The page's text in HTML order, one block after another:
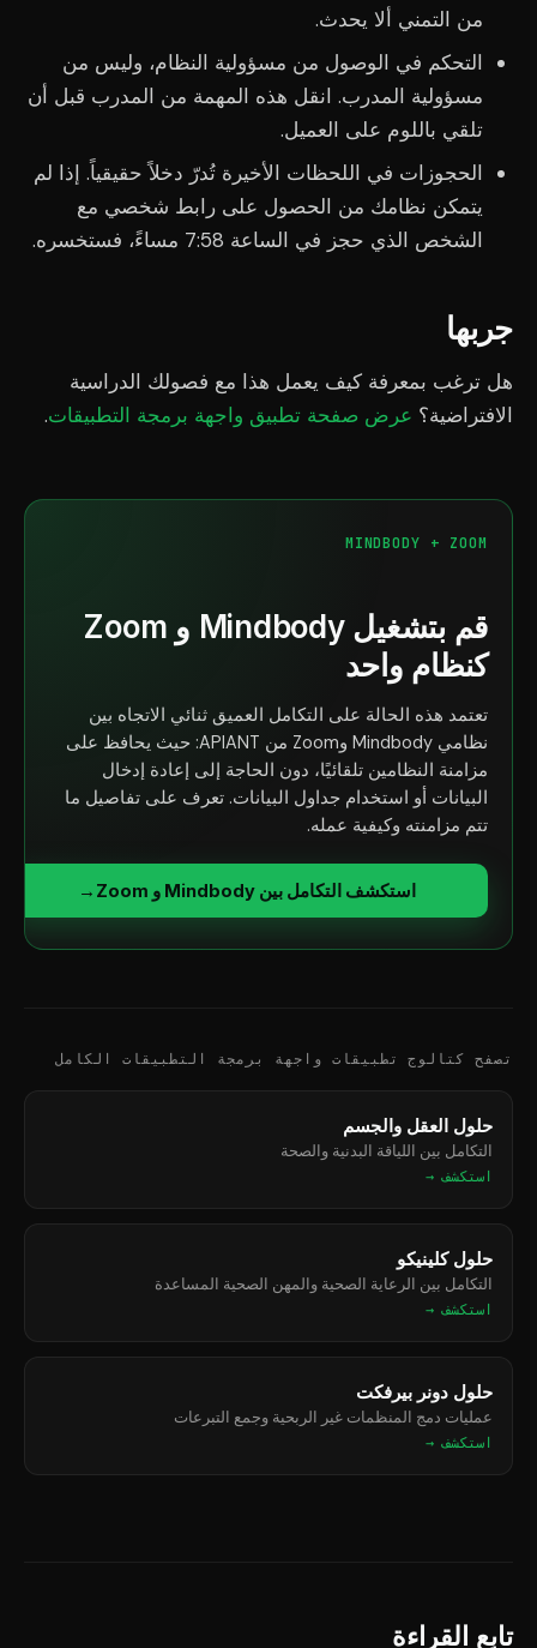
من التمني ألا يحدث.
التحكم في الوصول من مسؤولية النظام، وليس من
مسؤولية المدرب. انقل هذه المهمة من المدرب قبل أن
تلقي باللوم على العميل.
الحجوزات في اللحظات الأخيرة تُدرّ دخلاً حقيقياً. إذا لم
يتمكن نظامك من الحصول على رابط شخصي مع
الشخص الذي حجز في الساعة 7:58 مساءً، فستخسره.
جربها
هل ترغب بمعرفة كيف يعمل هذا مع فصولك الدراسية
الافتراضية؟ عرض صفحة تطبيق واجهة برمجة التطبيقات.
MINDBODY + ZOOM
قم بتشغيل Mindbody و Zoom
كنظام واحد
تعتمد هذه الحالة على التكامل العميق ثنائي الاتجاه بين
نظامي Mindbody وZoom من APIANT: حيث يحافظ على
مزامنة النظامين تلقائيًا، دون الحاجة إلى إعادة إدخال
البيانات أو استخدام جداول البيانات. تعرف على تفاصيل ما
تتم مزامنته وكيفية عمله.
استكشف التكامل بين Mindbody و Zoom →
تصفح كتالوج تطبيقات واجهة برمجة التطبيقات الكامل
حلول العقل والجسم
التكامل بين اللياقة البدنية والصحة
استكشف →
حلول كلينيكو
التكامل بين الرعاية الصحية والمهن الصحية المساعدة
استكشف →
حلول دونر بيرفكت
عمليات دمج المنظمات غير الربحية وجمع التبرعات
استكشف →
تابع القراءة